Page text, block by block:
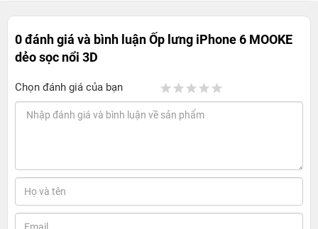
0 đánh giá và bình luậnỐp lưng iPhone 6 MOOKE
dẻo sọc nổi 3D
Chọn đánh giá của bạn